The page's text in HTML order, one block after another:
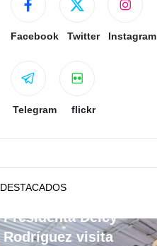
Facebook Twitter Instagram
Telegram flickr
DESTACADOS
Presidenta Delcy
Rodríguez visita